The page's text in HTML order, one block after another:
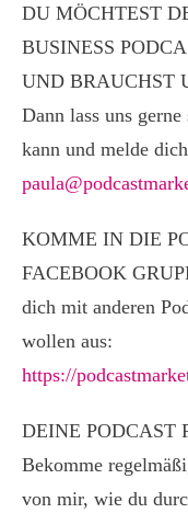
DU MÖCHTEST
BUSINESS
UND BRAUCHST
Dann lass uns
kann und melde
KOMME IN DIE
FACEBOOK
dich mit anderen
wollen aus:
https://
DEINE PODCAST
Bekomme
von mir, wie du